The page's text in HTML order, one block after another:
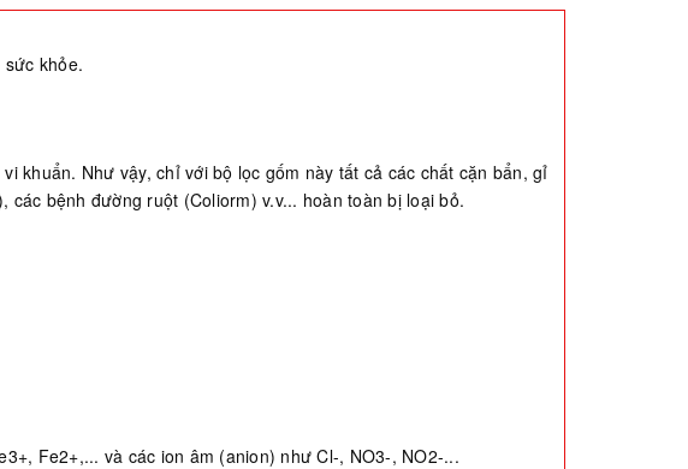
khỏe.
khuẩn. Như vậy, chỉ với bộ lọc gốm này tất cả các chất cặn bẩn, gỉ
bệnh đường ruột (Coliorm) v.v... hoàn toàn bị loại bỏ.
Fe2+,... và các ion âm (anion) như Cl-, NO3-, NO2-...